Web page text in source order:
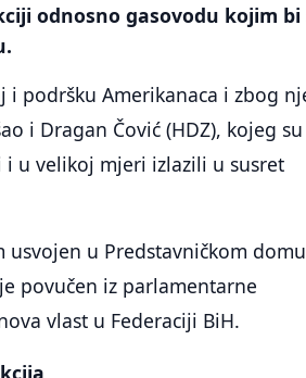
odnosno gasovodu kojim bi
i podršku Amerikanaca i zbog
i Dragan Čović (HDZ), kojeg su
u velikoj mjeri izlazili u susret
usvojen u Predstavničkom domu
povučen iz parlamentarne
vlast u Federaciji BiH.